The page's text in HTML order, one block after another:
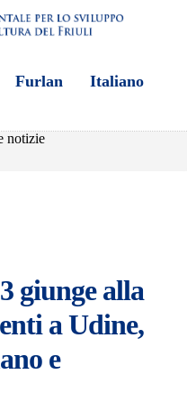
Furlan Italiano
notizie
giunge alla
a Udine,
e